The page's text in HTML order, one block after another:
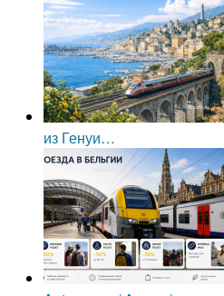
из Генуи…